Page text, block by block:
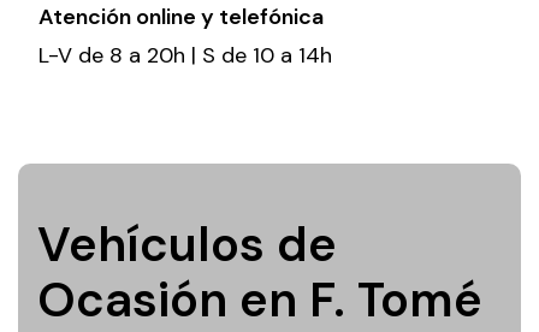
Atención online y telefónica
L-V de 8 a 20h | S de 10 a 14h
Vehículos de
Ocasión en F. Tomé